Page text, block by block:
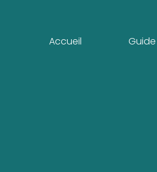
Accueil Guide